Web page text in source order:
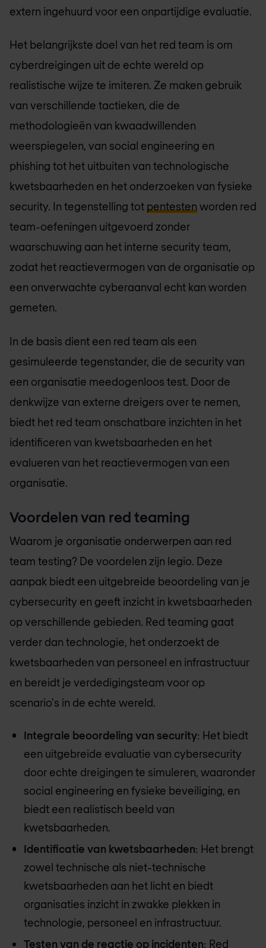
extern ingehuurd voor een onpartijdige evaluatie.
Het belangrijkste doel van het red team is om
cyberdreigingen uit de echte wereld op
realistische wijze te imiteren. Ze maken gebruik
van verschillende tactieken, die de
methodologieën van kwaadwillenden
weerspiegelen, van social engineering en
phishing tot het uitbuiten van technologische
kwetsbaarheden en het onderzoeken van fysieke
security. In tegenstelling tot pentesten worden red
team-oefeningen uitgevoerd zonder
waarschuwing aan het interne security team,
zodat het reactievermogen van de organisatie op
een onverwachte cyberaanval echt kan worden
gemeten.
In de basis dient een red team als een
gesimuleerde tegenstander, die de security van
een organisatie meedogenloos test. Door de
denkwijze van externe dreigers over te nemen,
biedt het red team onschatbare inzichten in het
identificeren van kwetsbaarheden en het
evalueren van het reactievermogen van een
organisatie.
Voordelen van red teaming
Waarom je organisatie onderwerpen aan red
team testing? De voordelen zijn legio. Deze
aanpak biedt een uitgebreide beoordeling van je
cybersecurity en geeft inzicht in kwetsbaarheden
op verschillende gebieden. Red teaming gaat
verder dan technologie, het onderzoekt de
kwetsbaarheden van personeel en infrastructuur
en bereidt je verdedigingsteam voor op
scenario's in de echte wereld.
Integrale beoordeling van security: Het biedt
een uitgebreide evaluatie van cybersecurity
door echte dreigingen te simuleren, waaronder
social engineering en fysieke beveiliging, en
biedt een realistisch beeld van
kwetsbaarheden.
Identificatie van kwetsbaarheden: Het brengt
zowel technische als niet-technische
kwetsbaarheden aan het licht en biedt
organisaties inzicht in zwakke plekken in
technologie, personeel en infrastructuur.
Testen van de reactie op incidenten: Red